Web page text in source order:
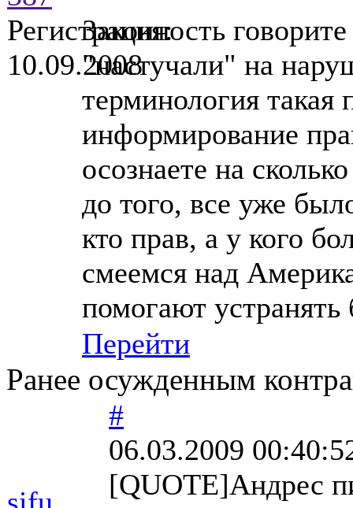
Регистрация:
10.09.2008
Законность
"настучали" на
терминология такая
информирование
осознаете на
до того, все уже
кто прав, а у кого
смеемся над
помогают устранять
Перейти
Ранее осужденным
#
06.03.2009
[QUOTE]Андрес